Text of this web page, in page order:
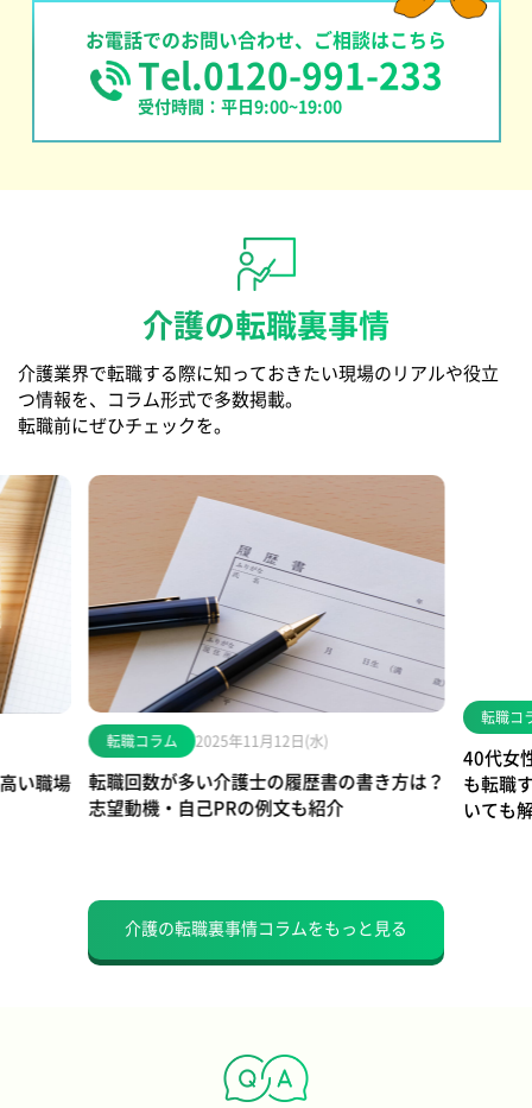
お電話でのお問い合わせ、ご相談はこちら
Tel.0120-991-233
受付時間：平日9:00~19:00
介護の転職裏事情
介護業界で転職する際に知っておきたい現場のリアルや役立
つ情報を、コラム形式で多数掲載。
転職前にぜひチェックを。
い職場
転職コラム 2025年11月12日(水)
転職回数が多い介護士の履歴書の書き方は？
志望動機・自己PRの例文も紹介
転職コ
40代女
も転職
いても
介護の転職裏事情コラムをもっと見る